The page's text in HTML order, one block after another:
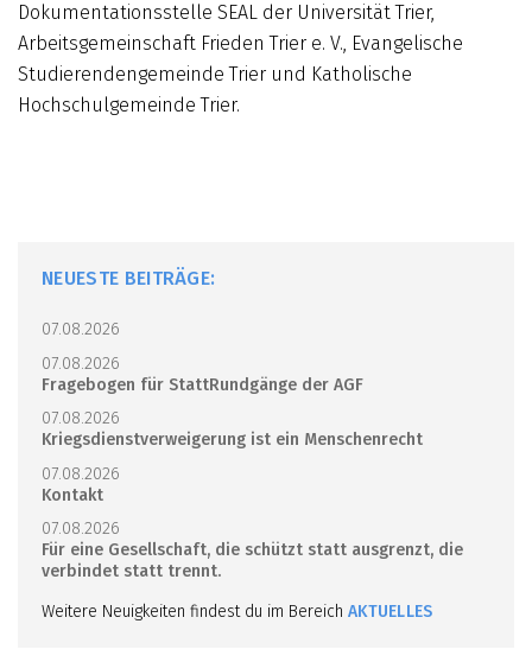
Dokumentationsstelle SEAL der Universität Trier,
Arbeitsgemeinschaft Frieden Trier e. V., Evangelische
Studierendengemeinde Trier und Katholische
Hochschulgemeinde Trier.
NEUESTE BEITRÄGE:
07.08.2026
07.08.2026
Fragebogen für StattRundgänge der AGF
07.08.2026
Kriegsdienstverweigerung ist ein Menschenrecht
07.08.2026
Kontakt
07.08.2026
Für eine Gesellschaft, die schützt statt ausgrenzt, die
verbindet statt trennt.
Weitere Neuigkeiten findest du im Bereich AKTUELLES